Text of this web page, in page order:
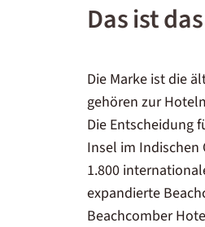
Das ist
Die Marke ist die
gehören zur
Die Entscheidung
Insel im Indischen
1.800
expandierte
Beachcomber